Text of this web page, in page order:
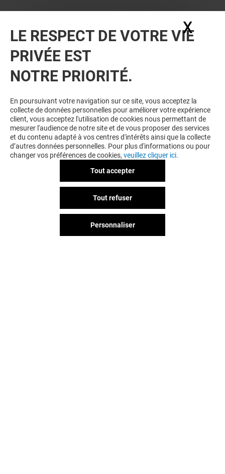
VOUS EN VOULEZ PLUS ? VOUS
AIMEREZ PEUT-ÊTRE
LE RESPECT DE VOTRE VIE
PRIVÉE EST
NOTRE PRIORITÉ.
En poursuivant votre navigation sur ce site, vous acceptez la
collecte de données personnelles pour améliorer votre expérience
client, vous acceptez l'utilisation de cookies nous permettant de
mesurer l'audience de notre site et de vous proposer des services
et du contenu adapté à vos centres d'intérêts ainsi que la collecte
d’autres données personnelles. Pour plus d'informations ou pour
changer vos préférences de cookies, veuillez cliquer ici.
Tout accepter
Tout refuser
Personnaliser
X